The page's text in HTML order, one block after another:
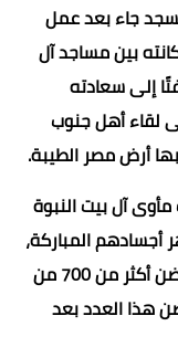
جاء بعد عمل
بين مساجد آل
إلى سعادته
لقاء أهل جنوب
أرض مصر الطيبة.
آل بيت النبوة
أجسادهم المباركة،
مشيرًا إلى أن منطقة البهنسا وحدها تحتضن أكثر من 700 من
هذا العدد بعد